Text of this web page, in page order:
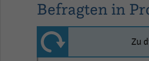
Befragten in
Zu